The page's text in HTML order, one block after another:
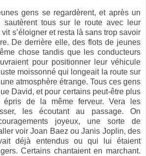
gens se regardèrent, et après un
sautèrent tous sur le route avec leur
s’éloigner et resta là sans trop savoir
De derrière elle, des flots de jeunes
chose tandis que les conducteurs
pour positionner leur véhicule
moissonné qui longeait la route sur
atmosphère étrange. Tous ces gens
David, et pour certains peut-être plus
épris de la même ferveur. Vera les
les écoutant au passage. On
joyeux, une sorte de
voir Joan Baez ou Janis Joplin, des
déjà entendus ou qui lui étaient
Certains chantaient en marchant.